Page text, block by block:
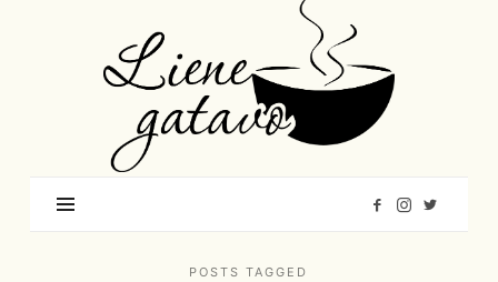
Gatavo
–
Mana
garšu
pasaule
POSTS TAGGED